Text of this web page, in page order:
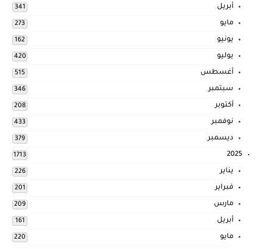
أبريل 341
مايو 273
يونيو 162
يوليو 420
أغسطس 515
سبتمبر 346
أكتوبر 208
نوفمبر 433
ديسمبر 379
2025
1713
يناير 226
فبراير 201
مارس 209
أبريل 161
مايو 220